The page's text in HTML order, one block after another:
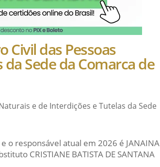
Civil das Pessoas
Sede da Comarca de
e de Interdições e Tutelas da Sede
o responsável atual em 2026 é JANAINA
CRISTIANE BATISTA DE SANTANA